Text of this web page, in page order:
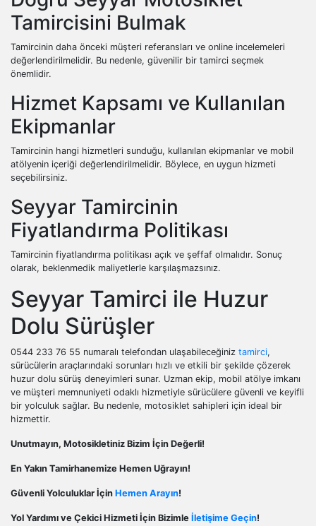
Tamircisini Bulmak
Tamircinin daha önceki müşteri referansları ve online incelemeleri
değerlendirilmelidir. Bu nedenle, güvenilir bir tamirci seçmek
önemlidir.
Hizmet Kapsamı ve Kullanılan
Ekipmanlar
Tamircinin hangi hizmetleri sunduğu, kullanılan ekipmanlar ve mobil
atölyenin içeriği değerlendirilmelidir. Böylece, en uygun hizmeti
seçebilirsiniz.
Seyyar Tamircinin
Fiyatlandırma Politikası
Tamircinin fiyatlandırma politikası açık ve şeffaf olmalıdır. Sonuç
olarak, beklenmedik maliyetlerle karşılaşmazsınız.
Seyyar Tamirci ile Huzur
Dolu Sürüşler
0544 233 76 55 numaralı telefondan ulaşabileceğiniz tamirci,
sürücülerin araçlarındaki sorunları hızlı ve etkili bir şekilde çözerek
huzur dolu sürüş deneyimleri sunar. Uzman ekip, mobil atölye imkanı
ve müşteri memnuniyeti odaklı hizmetiyle sürücülere güvenli ve keyifli
bir yolculuk sağlar. Bu nedenle, motosiklet sahipleri için ideal bir
hizmettir.
Unutmayın, Motosikletiniz Bizim İçin Değerli!
En Yakın Tamirhanemize Hemen Uğrayın!
Güvenli Yolculuklar İçin Hemen Arayın!
Yol Yardımı ve Çekici Hizmeti İçin Bizimle İletişime Geçin!